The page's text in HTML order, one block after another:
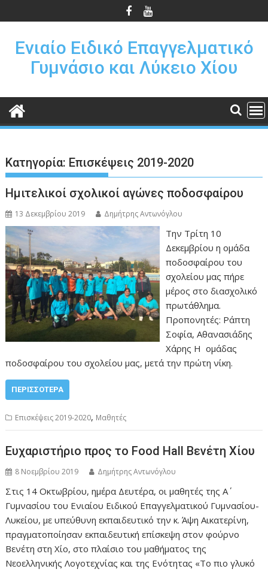
ε
Ενιαίο Ειδικό Επαγγελματικό
Γυμνάσιο και Λύκειο Χίου
Κατηγορία: Επισκέψεις 2019-2020
Ημιτελικοί σχολικοί αγώνες ποδοσφαίρου
13 Δεκεμβρίου 2019 Δημήτρης Αντωνόγλου
Την Τρίτη 10
Δεκεμβρίου η ομάδα
ποδοσφαίρου του
σχολείου μας πήρε
μέρος στο διασχολικό
πρωτάθλημα.
Προπονητές: Ράπτη
Σοφία, Αθανασιάδης
Χάρης Η ομάδας
ποδοσφαίρου του σχολείου μας, μετά την πρώτη νίκη.
ΠΕΡΙΣΣΌΤΕΡΑ
Επισκέψεις 2019-2020, Μαθητές
Ευχαριστήριο προς το Food Hall Βενέτη Χίου
8 Νοεμβρίου 2019 Δημήτρης Αντωνόγλου
Στις 14 Οκτωβρίου, ημέρα Δευτέρα, οι μαθητές της Α΄
Γυμνασίου του Ενιαίου Ειδικού Επαγγελματικού Γυμνασίου-
Λυκείου, με υπεύθυνη εκπαιδευτικό την κ. Άψη Αικατερίνη,
πραγματοποίησαν εκπαιδευτική επίσκεψη στον φούρνο
Βενέτη στη Χίο, στο πλαίσιο του μαθήματος της
Νεοελληνικής Λογοτεχνίας και της Ενότητας «Το πιο γλυκό